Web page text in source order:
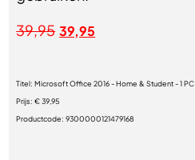
39,95 39,95
Titel:Microsoft Office 2016 - Home & Student - 1 PC
Prijs:€ 39,95
Productcode:9300000121479168